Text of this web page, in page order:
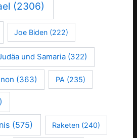
(2306)
Joe Biden (222)
und Samaria (322)
(363) PA (235)
(575) Raketen(240)